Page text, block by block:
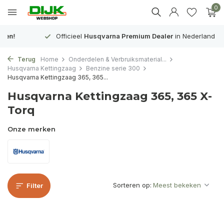
0
OfficieelHusqvarna Premium Dealerin Nederland
Terug Home
Onderdelen & Verbruiksmaterial...
Husqvarna Kettingzaag
Benzine serie 300
Husqvarna Kettingzaag 365, 365...
Husqvarna Kettingzaag 365, 365 X-
Torq
Onze merken
Filter Sorteren op: